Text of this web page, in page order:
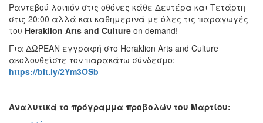
ΑΝΘΕΚΤΙΚΗ
ΠΟΛΗ
Ραντεβού λοιπόν στις οθόνες κάθε Δευτέρα και Τετάρτη
στις 20:00 αλλά και καθημερινά με όλες τις παραγωγές
του Heraklion Arts and Culture on demand!
Για ΔΩΡΕΑΝ εγγραφή στο Heraklion Arts and Culture
ακολουθείστε τον παρακάτω σύνδεσμο:
https://bit.ly/2Ym3OSb
Αναλυτικά το πρόγραμμα προβολών του Μαρτίου: